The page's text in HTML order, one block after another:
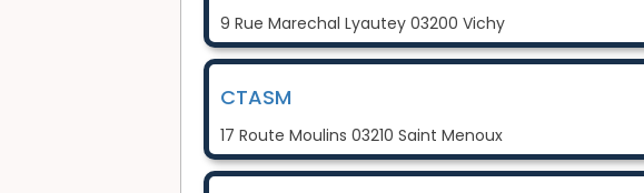
9 Rue Marechal Lyautey 03200 Vichy
CTASM
17 Route Moulins 03210 Saint Menoux